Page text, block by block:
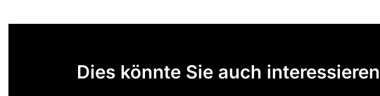
Dies könnte Sie auch interessieren